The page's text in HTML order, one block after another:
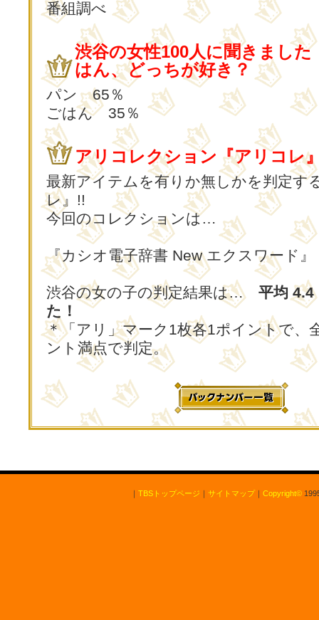
番組調べ
渋谷の女性100人に聞きまし
はん、どっちが好き？
パン 65％
ごはん 35％
アリコレクション『アリコレ
最新アイテムを有りか無しかを判定す
レ』!!
今回のコレクションは…
『カシオ電子辞書 New エクスワード』
渋谷の女の子の判定結果は… 平均
た！
＊「アリ」マーク1枚各1ポイントで、
ント満点で判定。
｜ TBSトップページ ｜ サイトマップ｜ Copyright©